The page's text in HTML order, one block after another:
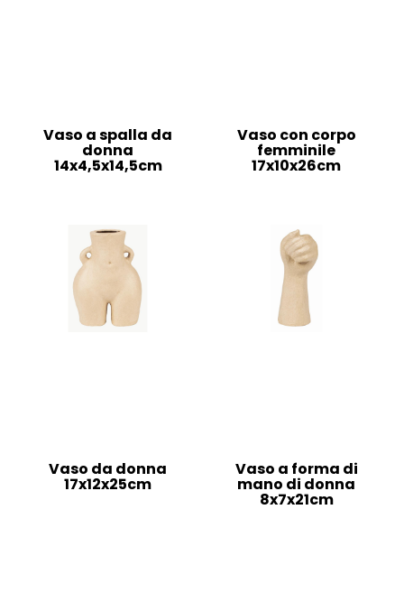
Vaso a spalla da
donna
14x4,5x14,5cm
Vaso con corpo
femminile
17x10x26cm
Vaso da donna
17x12x25cm
Vaso a forma di
mano di donna
8x7x21cm